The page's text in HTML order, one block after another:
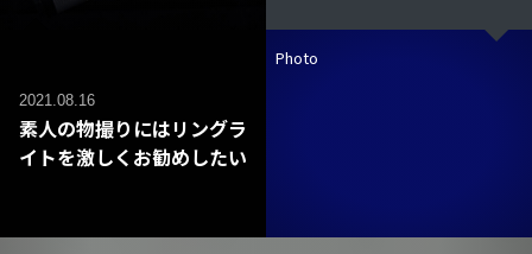
2021.08.16
素人の物撮りにはリングラ
イトを激しくお勧めしたい
Photo